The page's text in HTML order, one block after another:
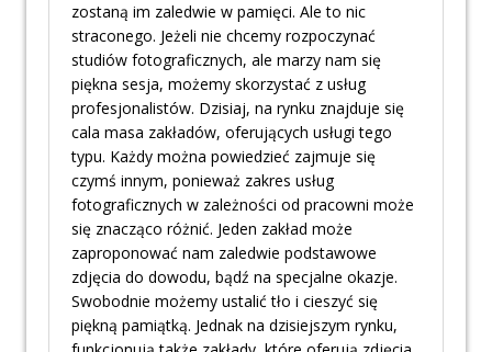
zostaną im zaledwie w pamięci. Ale to nic
straconego. Jeżeli nie chcemy rozpoczynać
studiów fotograficznych, ale marzy nam się
piękna sesja, możemy skorzystać z usług
profesjonalistów. Dzisiaj, na rynku znajduje się
cala masa zakładów, oferujących usługi tego
typu. Każdy można powiedzieć zajmuje się
czymś innym, ponieważ zakres usług
fotograficznych w zależności od pracowni może
się znacząco różnić. Jeden zakład może
zaproponować nam zaledwie podstawowe
zdjęcia do dowodu, bądź na specjalne okazje.
Swobodnie możemy ustalić tło i cieszyć się
piękną pamiątką. Jednak na dzisiejszym rynku,